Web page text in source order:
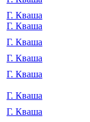
Г. Кваша
Г. Кваша
Г. Кваша
Г. Кваша
Г. Кваша
Г. Кваша
Г. Кваша